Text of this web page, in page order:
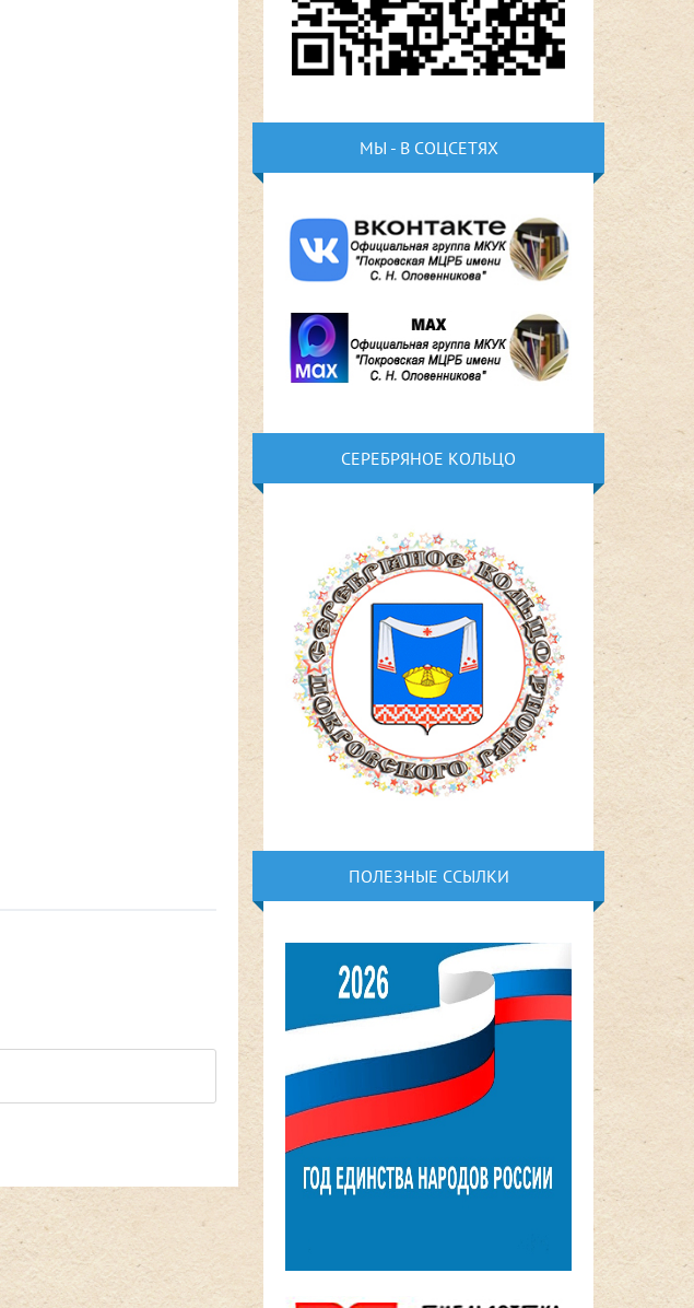
МЫ - В СОЦСЕТЯХ
СЕРЕБРЯНОЕ КОЛЬЦО
ПОЛЕЗНЫЕ ССЫЛКИ